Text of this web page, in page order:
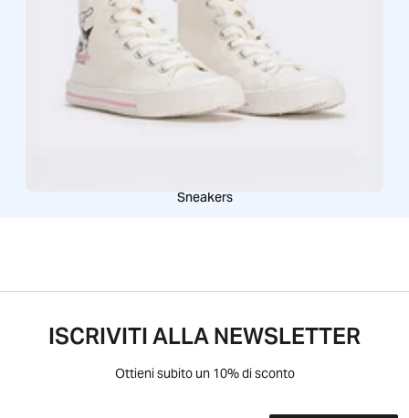
Sneakers
ISCRIVITI ALLA NEWSLETTER
Ottieni subito un 10% di sconto